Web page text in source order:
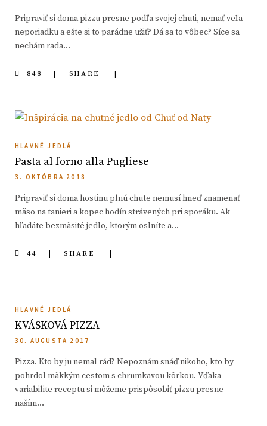
Pripraviť si doma pizzu presne podľa svojej chuti, nemať veľa
neporiadku a ešte si to parádne užiť? Dá sa to vôbec? Síce sa
nechám rada…
848 SHARE
HLAVNÉ JEDLÁ
Pasta al forno alla Pugliese
3. OKTÓBRA 2018
Pripraviť si doma hostinu plnú chute nemusí hneď znamenať
mäso na tanieri a kopec hodín strávených pri sporáku. Ak
hľadáte bezmäsité jedlo, ktorým oslníte a…
44 SHARE
HLAVNÉ JEDLÁ
KVÁSKOVÁ PIZZA
30. AUGUSTA 2017
Pizza. Kto by ju nemal rád? Nepoznám snáď nikoho, kto by
pohrdol mäkkým cestom s chrumkavou kôrkou. Vďaka
variabilite receptu si môžeme prispôsobiť pizzu presne
naším…